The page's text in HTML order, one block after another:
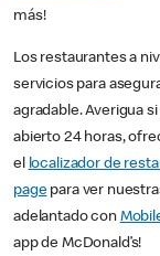
más!
Los restaurantes a
servicios para
agradable. Averigua
abierto 24 horas,
el localizador de
pagepara ver
adelantado con
app de McDonald’s!